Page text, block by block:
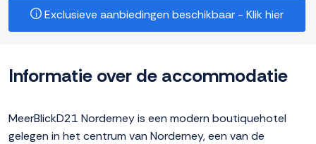
Exclusieve aanbiedingen beschikbaar - Klik hier
Informatie over de accommodatie
MeerBlickD21 Norderney is een modern boutiquehotel
gelegen in het centrum van Norderney, een van de